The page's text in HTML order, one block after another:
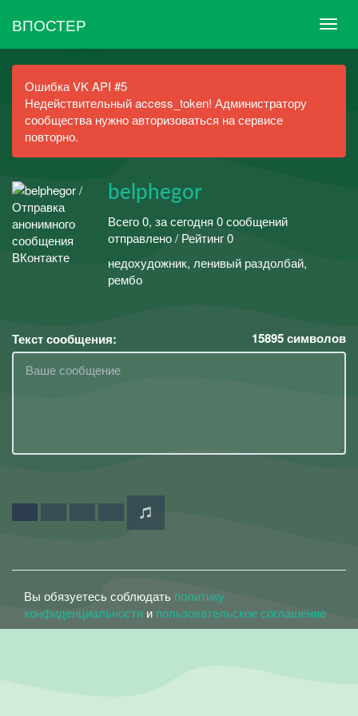
ВПОСТЕР
Ошибка VK API #5
Недействительный access_token! Администратору
сообщества нужно авторизоваться на сервисе
повторно.
belphegor
Всего 0, за сегодня 0 сообщений
отправлено / Рейтинг 0
недохудожник, ленивый раздолбай,
рембо
Текст сообщения: 15895символов
Вы обязуетесь соблюдать политику
конфиденциальности и пользовательское соглашение